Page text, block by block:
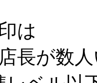
は
長が数